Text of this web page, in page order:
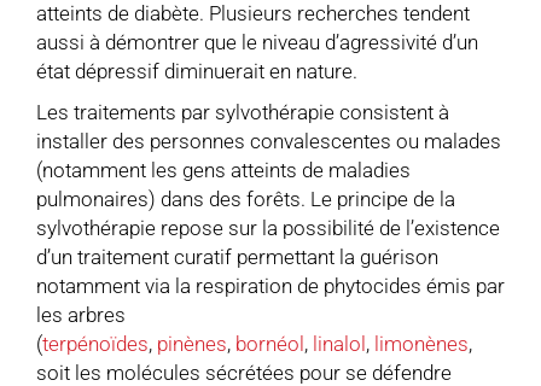
atteints de diabète. Plusieurs recherches tendent
aussi à démontrer que le niveau d’agressivité d’un
état dépressif diminuerait en nature.
Les traitements par sylvothérapie consistent à
installer des personnes convalescentes ou malades
(notamment les gens atteints de maladies
pulmonaires) dans des forêts. Le principe de la
sylvothérapie repose sur la possibilité de l’existence
d’un traitement curatif permettant la guérison
notamment via la respiration de phytocides émis par
les arbres
(terpénoïdes, pinènes, bornéol , linalol , limonènes,
soit les molécules sécrétées pour se défendre